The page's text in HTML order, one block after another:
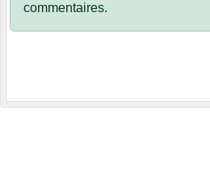
commentaires.